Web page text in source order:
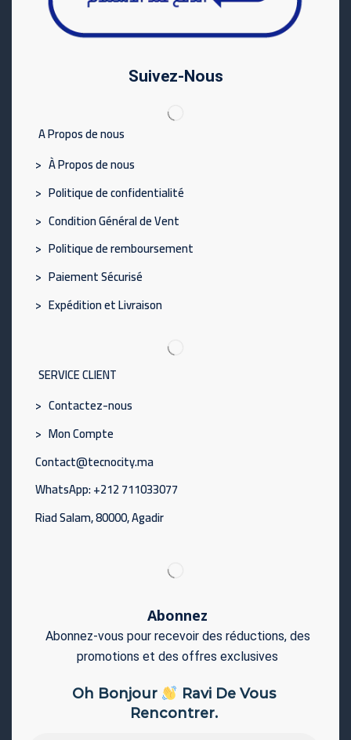
Suivez-Nous
A Propos de nous
> À Propos de nous
> Politique de confidentialité
> Condition Général de Vent
> Politique de remboursement
> Paiement Sécurisé
> Expédition et Livraison
SERVICE CLIENT
> Contactez-nous
> Mon Compte
Contact@tecnocity.ma
WhatsApp: +212 711033077
Riad Salam, 80000, Agadir
Abonnez
Abonnez-vous pour recevoir des réductions, des
promotions et des offres exclusives
Oh Bonjour
Ravi De Vous
Rencontrer.